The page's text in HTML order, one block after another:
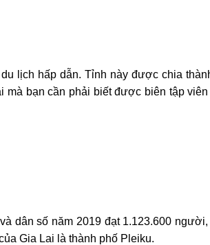
lịch hấp dẫn. Tỉnh này được chia
mà bạn cần phải biết được biên tập viên
dân số năm 2019 đạt 1.123.600 người,
Gia Lai là thành phố Pleiku.